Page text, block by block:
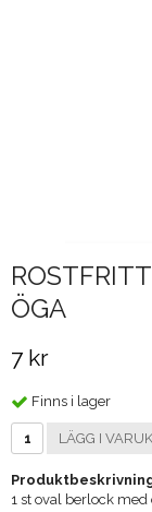
ÖGA
7 kr
Finns i lager
LÄGG I
1 st oval berlock